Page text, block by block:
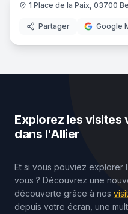
Agence immobilière
1 Place de la Paix, 03700
Partager Google
Explorez les visites
dans l'Allier
Et si vous pouviez explorer
vous ? Découvrez une
découverte grâce à nos
depuis votre écran, une